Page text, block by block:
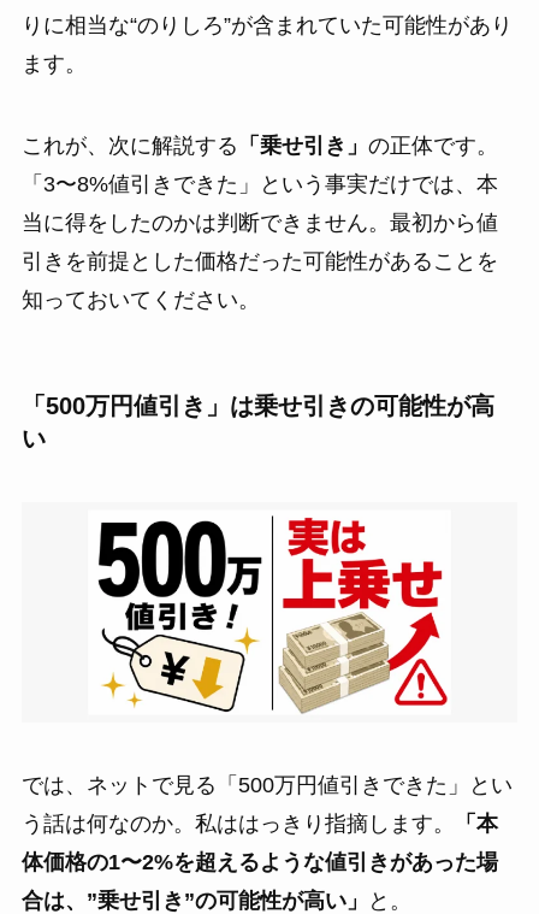
りに相当な“のりしろ”が含まれていた可能性があり
ます。
これが、次に解説する 「乗せ引き」 の正体です。
「3〜8%値引きできた」という事実だけでは、本
当に得をしたのかは判断できません。最初から値
引きを前提とした価格だった可能性があることを
知っておいてください。
「500万円値引き」は乗せ引きの可能性が高
い
では、ネットで見る「500万円値引きできた」とい
う話は何なのか。私ははっきり指摘します。
「本
体価格の1〜2%を超えるような値引きがあった場
合は、”乗せ引き”の可能性が高い」
と。